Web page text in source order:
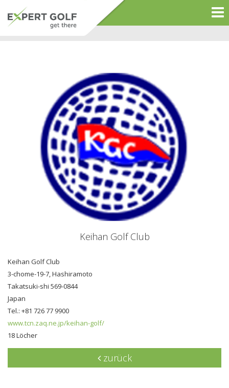
Keihan Golf Club
Keihan Golf Club
3-chome-19-7, Hashiramoto
Takatsuki-shi 569-0844
Japan
Tel.: +81 726 77 9900
www.tcn.zaq.ne.jp/keihan-golf/
18 Löcher
zurück